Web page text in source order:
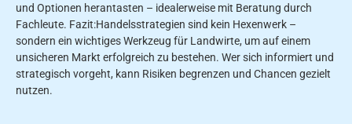
und Optionen herantasten – idealerweise mit Beratung durch
Fachleute. Fazit:Handelsstrategien sind kein Hexenwerk –
sondern ein wichtiges Werkzeug für Landwirte, um auf einem
unsicheren Markt erfolgreich zu bestehen. Wer sich informiert und
strategisch vorgeht, kann Risiken begrenzen und Chancen gezielt
nutzen.